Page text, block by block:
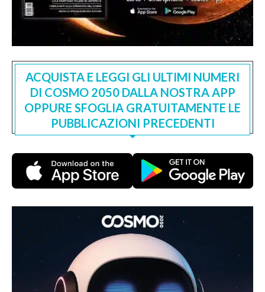
ACQUISTA E LEGGI GLI ULTIMI NUMERI
DI COSMO 2050 DALLA NOSTRA APP
OPPURE SFOGLIA GRATUITAMENTE LE
PUBBLICAZIONI PRECEDENTI